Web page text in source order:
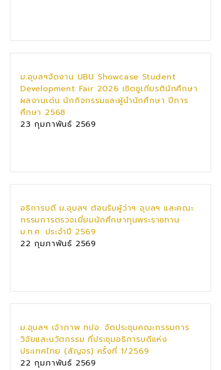
ม.อุบลฯจัดงาน UBU Showcase Student
Development Fair 2026 เชิดชูเกียรตินักศึกษา
ผลงานเด่น นักกิจกรรมและผู้นำนักศึกษา ปีการ
ศึกษา 2568
23 กุมภาพันธ์ 2569
อธิการบดี ม.อุบลฯ ต้อนรับผู้ว่าฯ อุบลฯ และคณะ
กรรมการตรวจเยี่ยมนักศึกษาทุนพระราชทาน
ม.ท.ศ. ประจำปี 2569
22 กุมภาพันธ์ 2569
ม.อุบลฯ เจ้าภาพ ทปอ. จัดประชุมคณะกรรมการ
วิจัยและนวัตกรรม ที่ประชุมอธิการบดีแห่ง
ประเทศไทย (สัญจร) ครั้งที่ 1/2569
22 กุมภาพันธ์ 2569